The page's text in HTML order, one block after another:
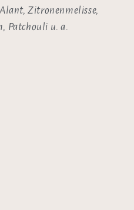
Zitronenmelisse,
Patchouli u. a.